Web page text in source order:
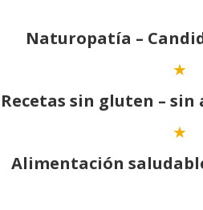
contenido
Naturopatía –
Recetas sin gluten – sin
Alimentación